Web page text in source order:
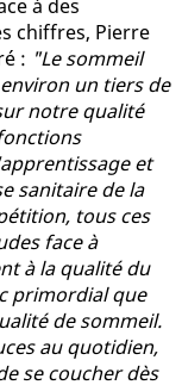
à des
chiffres, Pierre
: "Le sommeil
un tiers de
notre qualité
et
sanitaire de la
tous ces
face à
à la qualité du
primordial que
de sommeil.
au quotidien,
se coucher dès